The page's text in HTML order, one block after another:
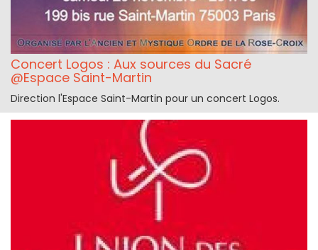
Concert Logos : Aux sources du Sacré
@Espace Saint-Martin
Direction l'Espace Saint-Martin pour un concert Logos.